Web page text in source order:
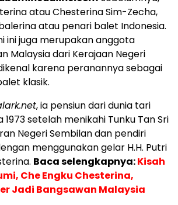
atau Chesterina Sim-Zecha,
atau penari balet Indonesia.
ini juga merupakan anggota
Malaysia dari Kerajaan Negeri
karena peranannya sebagai
klasik.
, ia pensiun dari dunia tari
setelah menikahi Tunku Tan Sri
Negeri Sembilan dan pendiri
menggunakan gelar H.H. Putri
Baca selengkapnya:Kisah
Che Engku Chesterina,
Jadi Bangsawan Malaysia